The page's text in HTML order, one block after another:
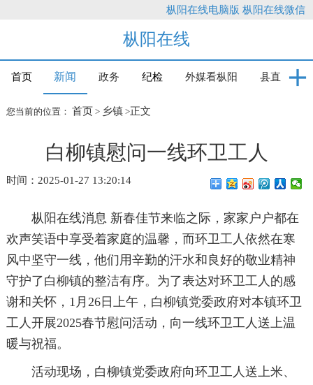
枞阳在线电脑版 枞阳在线微信
枞阳在线
首页 新闻 政务 纪检 外媒看枞阳 县直
您当前的位置： 首页 > 乡镇>正文
白柳镇慰问一线环卫工人
时间：2025-01-27 13:20:14
枞阳在线消息 新春佳节来临之际，家家户户都在
欢声笑语中享受着家庭的温馨，而环卫工人依然在寒
风中坚守一线，他们用辛勤的汗水和良好的敬业精神
守护了白柳镇的整洁有序。为了表达对环卫工人的感
谢和关怀，1月26日上午，白柳镇党委政府对本镇环卫
工人开展2025春节慰问活动，向一线环卫工人送上温
暖与祝福。
活动现场，白柳镇党委政府向环卫工人送上米、